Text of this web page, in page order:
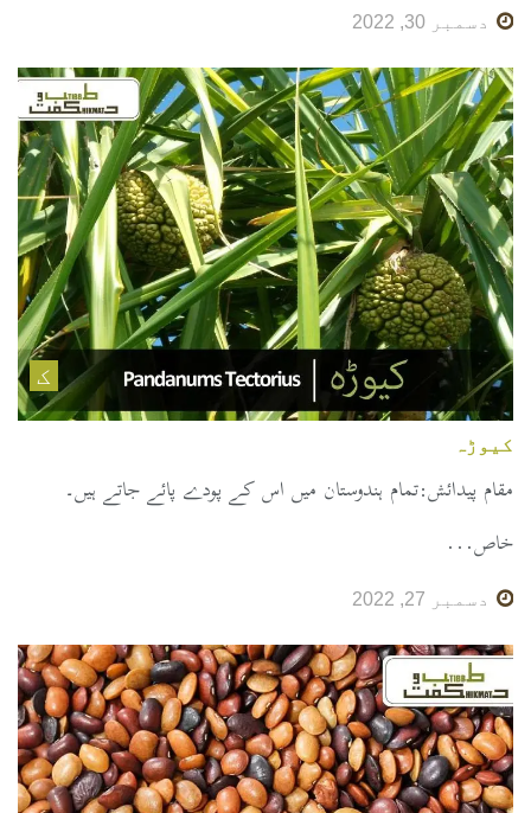
دسمبر 30, 2022
ک
کیوڑہ
مقام پیدائش:تمام ہندوستان میں اس کے پودے پائے جاتے ہیں۔
خاص...
دسمبر 27, 2022